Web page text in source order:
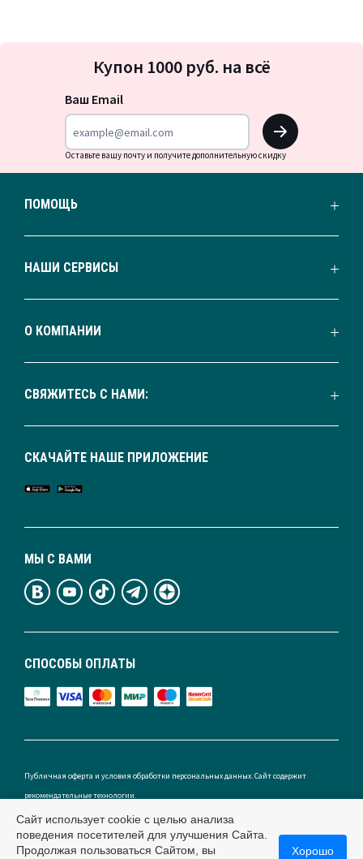
на
Купон 1000 руб. на всё
Ваш Email
OK
Оставьте вашу почту и получите дополнительную скидку
ПОМОЩЬ
НАШИ СЕРВИСЫ
О КОМПАНИИ
СВЯЖИТЕСЬ С НАМИ:
СПОСОБЫ ОПЛАТЫ
МЫ С ВАМИ
СКАЧАЙТЕ НАШЕ ПРИЛОЖЕНИЕ
Публичная оферта и условия обработки персональных данных. Сайт содержит
рекомендательные технологии.
Сайт использует cookie с целью анализа
поведения посетителей для улучшения Сайта.
Продолжая пользоваться Сайтом, вы
Хорошо